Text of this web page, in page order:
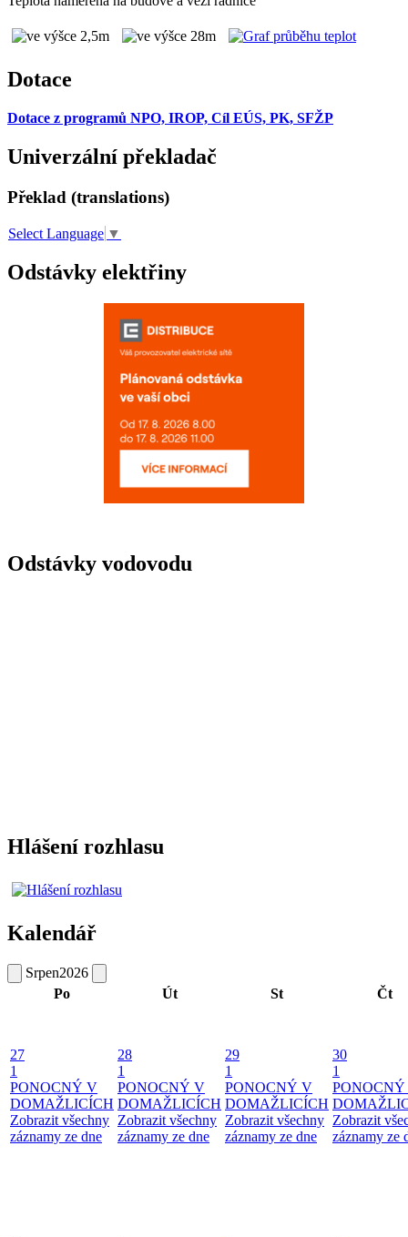
Dotace
Dotace z programů NPO, IROP, Cíl EÚS, PK, SFŽP
Univerzální překladač
Překlad (translations)
Select Language ▼
Odstávky elektřiny
Odstávky vodovodu
Hlášení rozhlasu
Kalendář
Srpen2026
Po
Út St Čt
27
1
PONOCNÝ V
DOMAŽLICÍCH
Zobrazit všechny
záznamy ze dne
28
1
PONOCNÝ V
DOMAŽLICÍCH
Zobrazit všechny
záznamy ze dne
29
1
PONOCNÝ V
DOMAŽLICÍCH
Zobrazit všechny
záznamy ze dne
30
1
Zobrazit
záznamy ze